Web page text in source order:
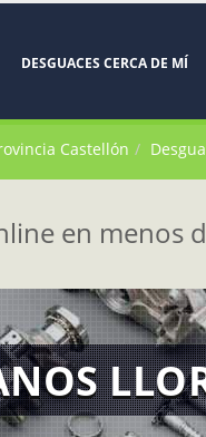
DESGUACES CERCA DE MÍ
Castellón
en menos